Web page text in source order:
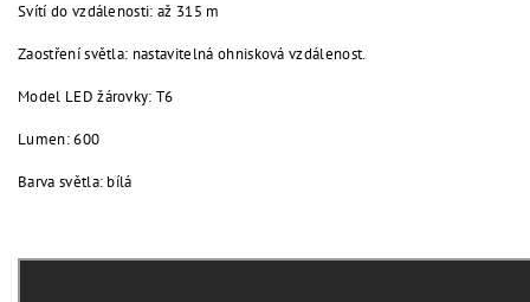
Svítí do vzdálenosti: až 315 m
Zaostření světla: nastavitelná ohnisková vzdálenost.
Model LED žárovky: T6
Lumen: 600
Barva světla: bílá